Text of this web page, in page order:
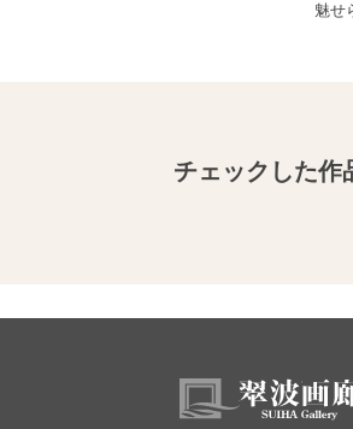
魅せ
チェックした作